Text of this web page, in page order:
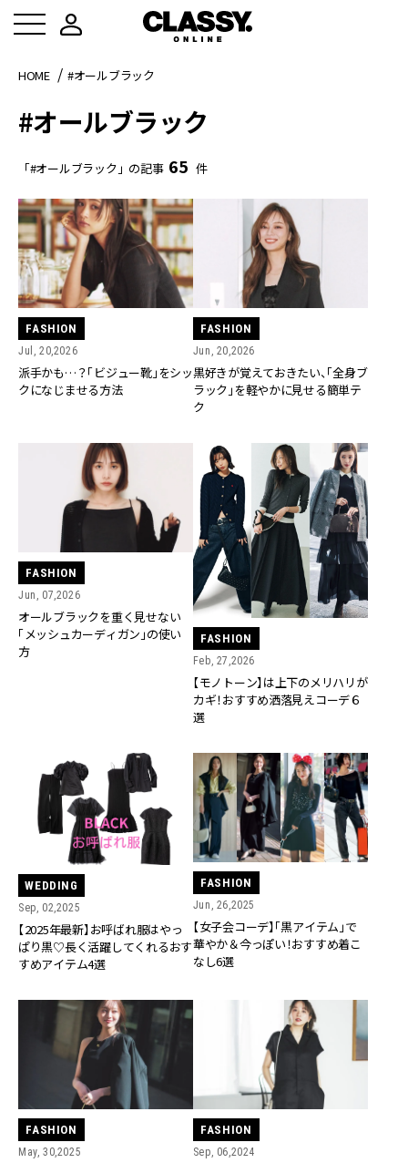
HOME #オールブラック
#オールブラック
「#オールブラック」の記事 65 件
FASHION
Jul, 20,2026
派手かも…？「ビジュー靴」をシッ
クになじませる方法
FASHION
Jun, 20,2026
黒好きが覚えておきたい、「全身ブ
ラック」を軽やかに見せる簡単テ
ク
FASHION
Jun, 07,2026
オールブラックを重く見せない
「メッシュカーディガン」の使い
方
FASHION
Feb, 27,2026
【モノトーン】は上下のメリハリが
カギ！おすすめ洒落見えコーデ６
選
WEDDING
Sep, 02,2025
【2025年最新】お呼ばれ服はやっ
ぱり黒♡長く活躍してくれるおす
すめアイテム4選
FASHION
Jun, 26,2025
【女子会コーデ】「黒アイテム」で
華やか＆今っぽい！おすすめ着こ
なし6選
FASHION
May, 30,2025
FASHION
Sep, 06,2024